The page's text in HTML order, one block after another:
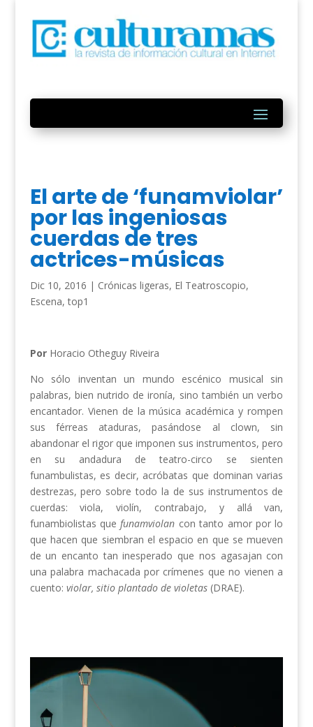
El arte de ‘funamviolar’
por las ingeniosas
cuerdas de tres
actrices-músicas
Dic 10, 2016 | Crónicas ligeras, El Teatroscopio,
Escena,top1
PorHoracio Otheguy Riveira
No sólo inventan un mundo escénico musical sin
palabras, bien nutrido de ironía, sino también un verbo
encantador. Vienen de la música académica y rompen
sus férreas ataduras, pasándose al clown, sin
abandonar el rigor que imponen sus instrumentos, pero
en su andadura de teatro-circo se sienten
funambulistas, es decir, acróbatas que dominan varias
destrezas, pero sobre todo la de sus instrumentos de
cuerdas: viola, violín, contrabajo, y allá van,
funambiolistas quefunamviolan con tanto amor por lo
que hacen que siembran el espacio en que se mueven
de un encanto tan inesperado que nos agasajan con
una palabra machacada por crímenes que no vienen a
cuento: violar, sitio plantado de violetas (DRAE).